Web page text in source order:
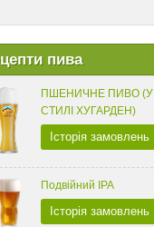
пива
ПШЕНИЧНЕ ПИВО (У
СТИЛІ ХУГАРДЕН)
Історія замовлень
Подвійний IPA
Історія замовлень